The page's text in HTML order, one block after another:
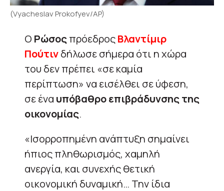
(Vyacheslav Prokofyev/AP)
Ο ΡώσοςπρόεδροςΒλαντίμιρ
Πούτινδήλωσε σήμερα ότι η χώρα
του δεν πρέπει «σε καμία
περίπτωση» να εισέλθει σε ύφεση,
σε ένα υπόβαθρο επιβράδυνσης της
οικονομίας.
«Ισορροπημένη ανάπτυξη σημαίνει
ήπιος πληθωρισμός, χαμηλή
ανεργία, και συνεχής θετική
οικονομική δυναμική… Την ίδια